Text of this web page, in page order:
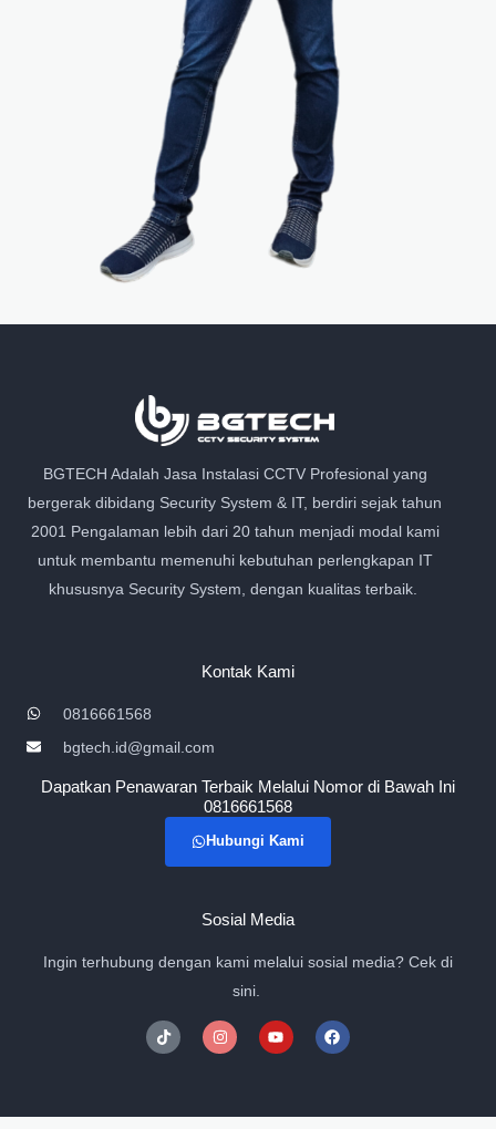
BGTECH Adalah Jasa Instalasi CCTV Profesional yang
bergerak dibidang Security System & IT, berdiri sejak tahun
2001 Pengalaman lebih dari 20 tahun menjadi modal kami
untuk membantu memenuhi kebutuhan perlengkapan IT
khususnya Security System, dengan kualitas terbaik.
Kontak Kami
0816661568
bgtech.id@gmail.com
Dapatkan Penawaran Terbaik Melalui Nomor di Bawah Ini
0816661568
Hubungi Kami
Sosial Media
Ingin terhubung dengan kami melalui sosial media? Cek di
sini.
T
i
k
I
n
s
r
Y
o
u
e
F
a
c
o